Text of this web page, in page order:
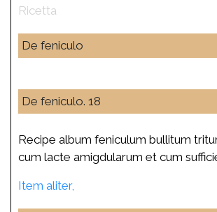
De feniculo
De feniculo. 18
Recipe album feniculum bullitum
cum lacte amigdularum et cum
Item aliter,